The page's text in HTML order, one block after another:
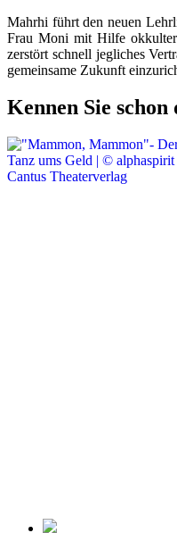
Mahrhi führt den neuen
Frau Moni mit Hilfe okkulter
zerstört schnell jegliches
gemeinsame Zukunft
Kennen Sie schon